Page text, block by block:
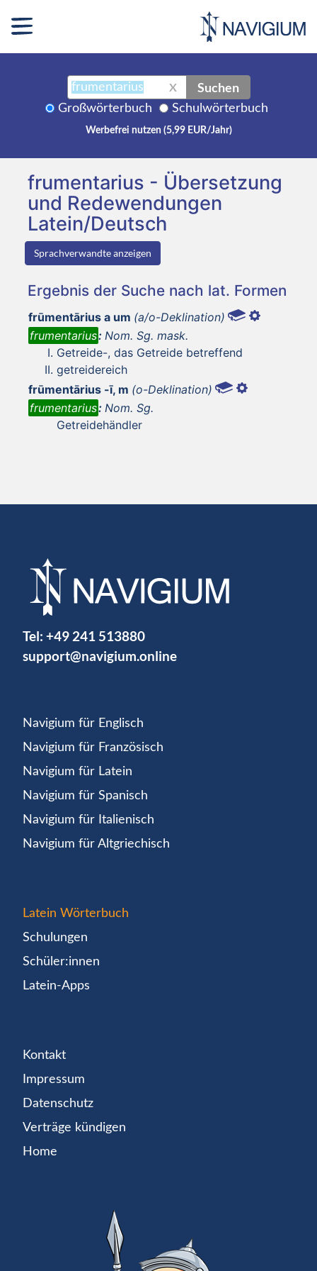
X Suchen
Großwörterbuch Schulwörterbuch
Werbefrei nutzen (5,99 EUR/Jahr)
frumentarius - Übersetzung
und Redewendungen
Latein/Deutsch
Sprachverwandte anzeigen
Ergebnis der Suche nach lat. Formen
frūmentārius a um (a/o-Deklination)
frumentarius: Nom. Sg. mask.
Getreide-, das Getreide betreffend
getreidereich
frūmentārius -ī, m (o-Deklination)
frumentarius: Nom. Sg.
Getreidehändler
Tel: +49 241 513880
support@navigium.online
Navigium für Englisch
Navigium für Französisch
Navigium für Latein
Navigium für Spanisch
Navigium für Italienisch
Navigium für Altgriechisch
Latein Wörterbuch
Schulungen
Schüler:innen
Latein-Apps
Kontakt
Impressum
Datenschutz
Verträge kündigen
Home